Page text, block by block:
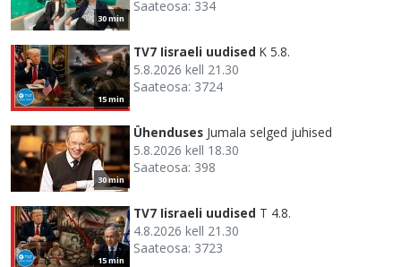
30 min
Saateosa: 334
15 min
TV7 Iisraeli uudised K 5.8.
5.8.2026 kell 21.30
Saateosa: 3724
30 min
Ühenduses Jumala selged juhised
5.8.2026 kell 18.30
Saateosa: 398
15 min
TV7 Iisraeli uudised T 4.8.
4.8.2026 kell 21.30
Saateosa: 3723